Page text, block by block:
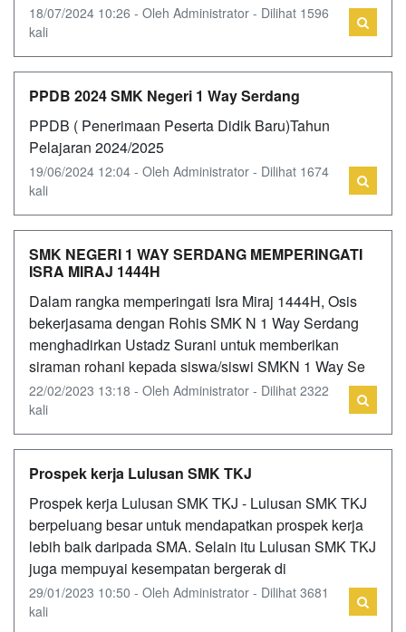
18/07/2024 10:26 - Oleh Administrator - Dilihat 1596
kali
PPDB 2024 SMK Negeri 1 Way Serdang
PPDB ( Penerimaan Peserta Didik Baru)Tahun
Pelajaran 2024/2025
19/06/2024 12:04 - Oleh Administrator - Dilihat 1674
kali
SMK NEGERI 1 WAY SERDANG MEMPERINGATI
ISRA MIRAJ 1444H
Dalam rangka memperingati Isra Miraj 1444H, Osis
bekerjasama dengan Rohis SMK N 1 Way Serdang
menghadirkan Ustadz Surani untuk memberikan
siraman rohani kepada siswa/siswi SMKN 1 Way Se
22/02/2023 13:18 - Oleh Administrator - Dilihat 2322
kali
Prospek kerja Lulusan SMK TKJ
Prospek kerja Lulusan SMK TKJ - Lulusan SMK TKJ
berpeluang besar untuk mendapatkan prospek kerja
lebih baik daripada SMA. Selain itu Lulusan SMK TKJ
juga mempuyai kesempatan bergerak di
29/01/2023 10:50 - Oleh Administrator - Dilihat 3681
kali